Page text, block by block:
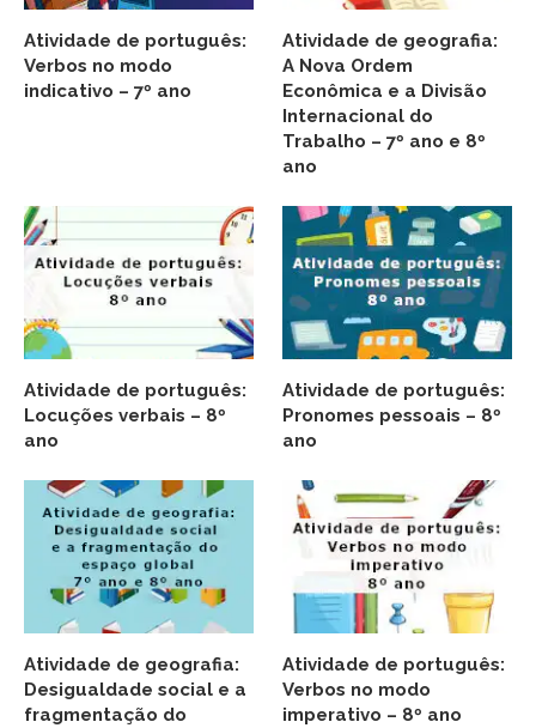
Atividade de português:
Verbos no modo
indicativo – 7º ano
Atividade de geografia:
A Nova Ordem
Econômica e a Divisão
Internacional do
Trabalho – 7º ano e 8º
ano
Atividade de português:
Locuções verbais – 8º
ano
Atividade de português:
Pronomes pessoais – 8º
ano
Atividade de geografia:
Desigualdade social e a
fragmentação do
Atividade de português:
Verbos no modo
imperativo – 8º ano